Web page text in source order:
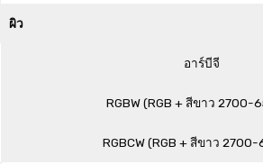
ผิว
อาร์บีจี
RGBW (RGB + สีขาว 2700-
RGBCW (RGB + สีขาว